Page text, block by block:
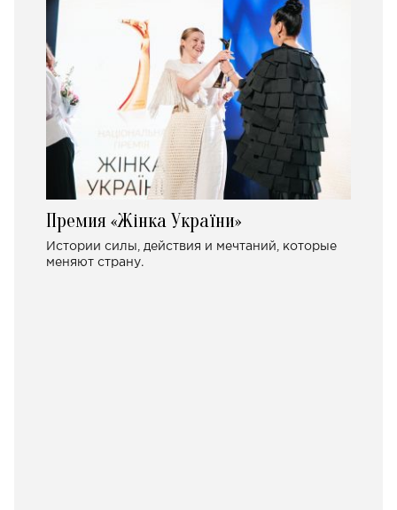
Премия «Жінка України»
Истории силы, действия и мечтаний, которые
меняют страну.